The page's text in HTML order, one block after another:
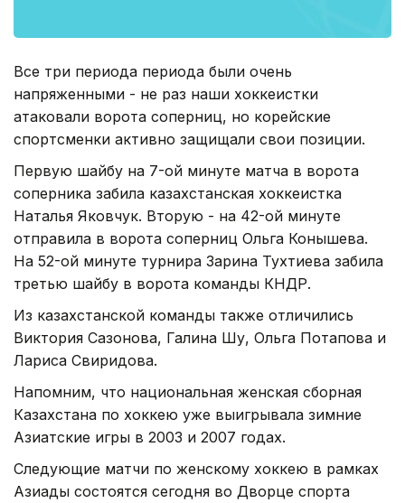
Все три периода периода были очень
напряженными - не раз наши хоккеистки
атаковали ворота соперниц, но корейские
спортсменки активно защищали свои позиции.
Первую шайбу на 7-ой минуте матча в ворота
соперника забила казахстанская хоккеистка
Наталья Яковчук. Вторую - на 42-ой минуте
отправила в ворота соперниц Ольга Конышева.
На 52-ой минуте турнира Зарина Тухтиева забила
третью шайбу в ворота команды КНДР.
Из казахстанской команды также отличились
Виктория Сазонова, Галина Шу, Ольга Потапова и
Лариса Свиридова.
Напомним, что национальная женская сборная
Казахстана по хоккею уже выигрывала зимние
Азиатские игры в 2003 и 2007 годах.
Следующие матчи по женскому хоккею в рамках
Азиады состоятся сегодня во Дворце спорта